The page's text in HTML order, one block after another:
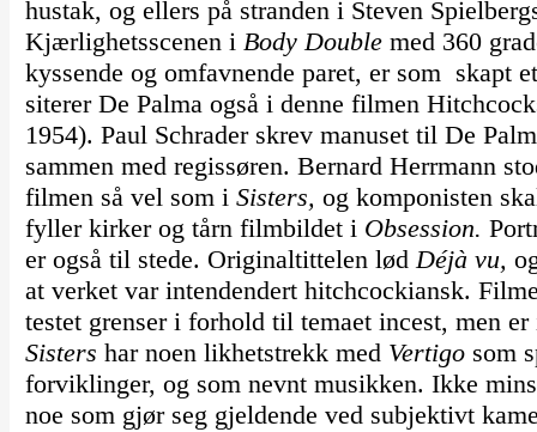
hustak, og ellers på stranden i Steven
Kjærlighetsscenen i Body Doublemed 360
kyssende og omfavnende paret, er som skapt
siterer De Palma også i denne filmen
1954). Paul Schrader skrev manuset til De
sammen med regissøren. Bernard Herrmann
filmen så vel som i Sisters, og komponisten
fyller kirker og tårn filmbildet i Obsession.
er også til stede. Originaltittelen lødDéjà vu,
at verket var intendendert hitchcockiansk.
testet grenser i forhold til temaet incest, men
Sisters har noen likhetstrekk med Vertigosom
forviklinger, og som nevnt musikken. Ikke
noe som gjør seg gjeldende ved subjektivt